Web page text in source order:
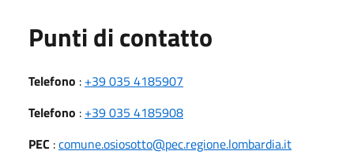
Punti di contatto
Telefono : +39 035 4185907
Telefono : +39 035 4185908
PEC :comune.osiosotto@pec.regione.lombardia.it